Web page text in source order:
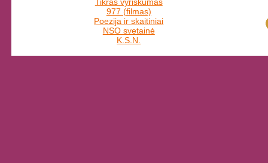
977 (filmas)
Poezija ir skaitiniai
NSO svetainė
K.S.N.